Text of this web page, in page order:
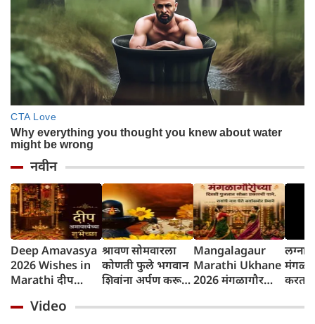
नवीन
Deep Amavasya
2026 Wishes in
Marathi दीप
श्रावण सोमवारला
कोणती फुले भगवान
शिवांना अर्पण करू
Mangalagaur
Marathi Ukhane
2026 मंगळागौर
कारण
Video